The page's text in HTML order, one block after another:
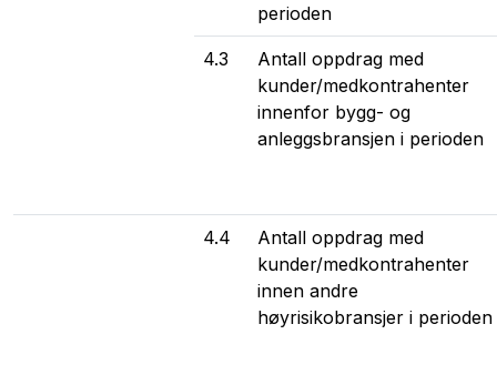
perioden
4.3
Antall oppdrag med
kunder/medkontrahenter
innenfor bygg- og
anleggsbransjen i perioden
4.4
Antall oppdrag med
kunder/medkontrahenter
innen andre
høyrisikobransjer i perioden